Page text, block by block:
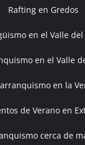
Rafting en Gredos
en el Valle del
en el Valle
en la
de Verano en
cerca de